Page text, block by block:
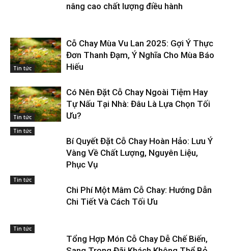
nâng cao chất lượng điều hành
Tin tức
Cỗ Chay Mùa Vu Lan 2025: Gợi Ý Thực
Đơn Thanh Đạm, Ý Nghĩa Cho Mùa Báo
Hiếu
Tin tức
Có Nên Đặt Cỗ Chay Ngoài Tiệm Hay
Tự Nấu Tại Nhà: Đâu Là Lựa Chọn Tối
Ưu?
Tin tức
Bí Quyết Đặt Cỗ Chay Hoàn Hảo: Lưu Ý
Vàng Về Chất Lượng, Nguyên Liệu,
Phục Vụ
Tin tức
Chi Phí Một Mâm Cỗ Chay: Hướng Dẫn
Chi Tiết Và Cách Tối Ưu
Tin tức
Tổng Hợp Món Cỗ Chay Dễ Chế Biến,